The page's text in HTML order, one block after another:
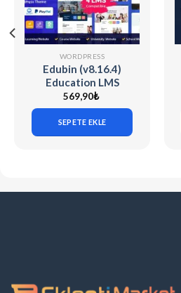
WORDPRESS
Edubin (v8.16.4)
Education LMS
WordPress Theme
569,90₺
SEPETE EKLE